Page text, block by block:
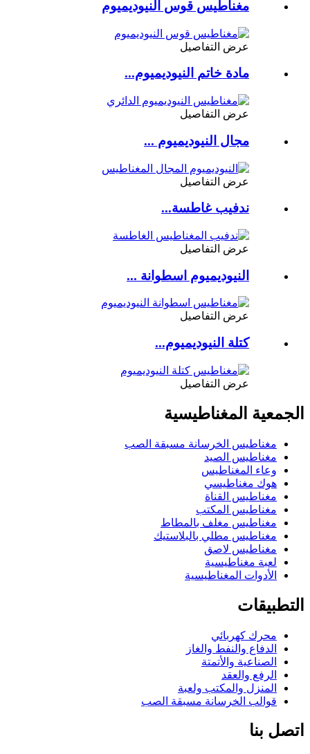
مغناطيس قوس النيوديميوم
عرض التفاصيل
مادة خاتم النيوديميوم...
عرض التفاصيل
مجال النيوديميوم ...
عرض التفاصيل
ندفيب غاطسة...
عرض التفاصيل
النيوديميوم اسطوانة ...
عرض التفاصيل
كتلة النيوديميوم...
عرض التفاصيل
الجمعية المغناطيسية
مغناطيس الخرسانة مسبقة الصب
مغناطيس الصيد
وعاء المغناطيس
هوك مغناطيسي
مغناطيس القناة
مغناطيس المكتب
مغناطيس مغلف بالمطاط
مغناطيس مطلي بالبلاستيك
مغناطيس لاصق
لعبة مغناطيسية
الأدوات المغناطيسية
التطبيقات
محرك كهربائي
الدفاع والنفط والغاز
الصناعية والأتمتة
الرفع والعقد
المنزل والمكتب ولعبة
قوالب الخرسانة مسبقة الصب
اتصل بنا